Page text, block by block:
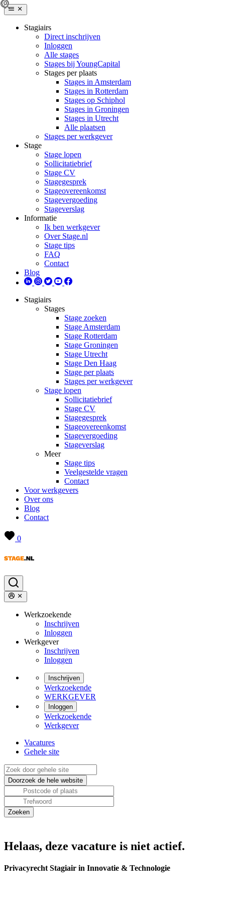
Stagiairs
Direct inschrijven
Inloggen
Alle stages
Stages bij YoungCapital
Stages per plaats
Stages in Amsterdam
Stages in Rotterdam
Stages op Schiphol
Stages in Groningen
Stages in Utrecht
Alle plaatsen
Stages per werkgever
Stage
Stage lopen
Sollicitatiebrief
Stage CV
Stagegesprek
Stageovereenkomst
Stagevergoeding
Stageverslag
Informatie
Ik ben werkgever
Over Stage.nl
Stage tips
FAQ
Contact
Blog
Stagiairs
Stages
Stage zoeken
Stage Amsterdam
Stage Rotterdam
Stage Groningen
Stage Utrecht
Stage Den Haag
Stage per plaats
Stages per werkgever
Stage lopen
Sollicitatiebrief
Stage CV
Stagegesprek
Stageovereenkomst
Stagevergoeding
Stageverslag
Meer
Stage tips
Veelgestelde vragen
Contact
Voor werkgevers
Over ons
Blog
Contact
0
Werkzoekende
Inschrijven
Inloggen
Werkgever
Inschrijven
Inloggen
Inschrijven
Werkzoekende
WERKGEVER
Inloggen
Werkzoekende
Werkgever
Vacatures
Gehele site
Helaas, deze vacature is niet actief.
Privacyrecht Stagiair in Innovatie & Technologie